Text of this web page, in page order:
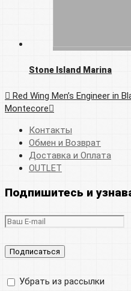
Stone Island Marina
Red Wing Men’s Engineer in
Montecore
Контакты
Обмен и Возврат
Доставка и Оплата
OUTLET
Подпишитесь и
Убрать из рассылки